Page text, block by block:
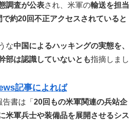
調査が公表され、米軍の輸送を担当
約20回不正アクセスされていると
な中国によるハッキングの実態を、
部は認識していないとも指摘しまし
記事によれば
書は「 20回もの米軍関連の兵站企
米軍兵士や装備品を展開させるシス